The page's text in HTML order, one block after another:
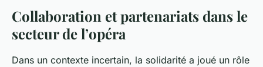
Collaboration et partenariats dans le
secteur de l’opéra
Dans un contexte incertain, la solidarité a joué un rôle